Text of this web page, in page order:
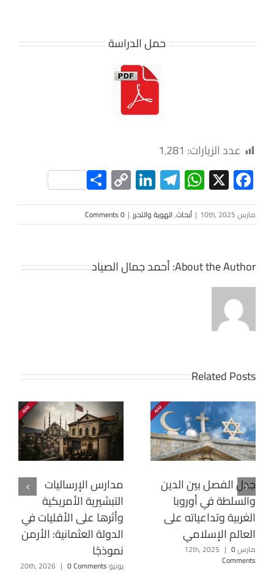
حمل الدراسة
عدد الزيارات: 1٬281
Facebook
X
WhatsApp
Telegram
LinkedIn
Copy
Link
Share
مارس 10th, 2025 | أبحاث,الهوية والتحرر |
0 Comments
About the Author: أحمد جمال الصياد
Related Posts
مدارس الإرساليات
التبشيرية الأمريكية
وأثرها على الأقليات في
الدولة العثمانية: الأرمن
نموذجًا
يونيو 20th, 2026 | 0 Comments
جدل الفصل بين الدين
والسلطة في أوروبا
الغربية وتداعياته على
العالم الإسلامي
مارس 12th, 2025 | 0
Comments